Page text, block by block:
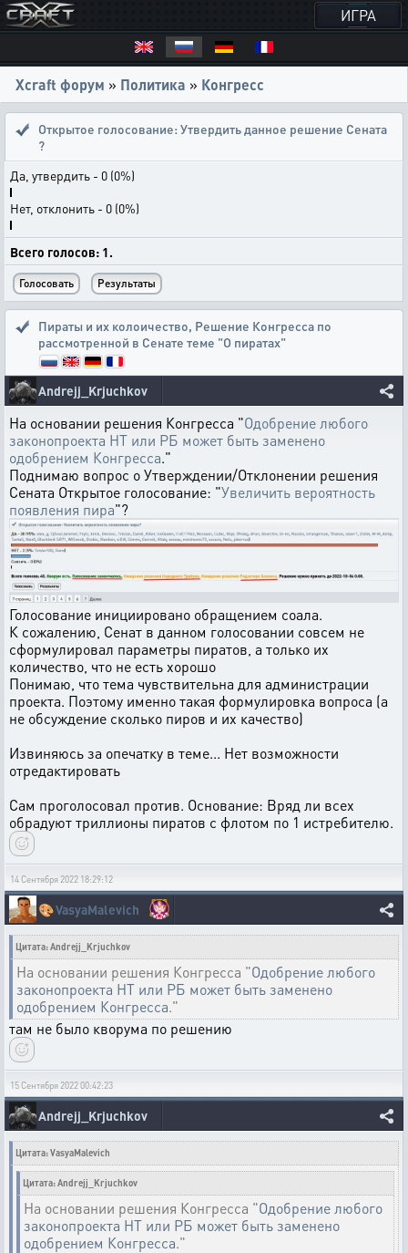
ИГРА
Xcraft форум » Политика » Конгресс
Открытое голосование: Утвердить данное решение Сената
?
Да, утвердить - 0 (0%)
Нет, отклонить - 0 (0%)
Всего голосов: 1.
Пираты и их колоичество, Решение Конгресса по
рассмотренной в Сенате теме "О пиратах"
Andrejj_Krjuchkov
На основании решения Конгресса "Одобрение любого
законопроекта НТ или РБ может быть заменено
одобрением Конгресса."
Поднимаю вопрос о Утверждении/Отклонении решения
Сената Открытое голосование: "Увеличить вероятность
появления пира"?
Голосование инициировано обращением соала.
К сожалению, Сенат в данном голосовании совсем не
сформулировал параметры пиратов, а только их
количество, что не есть хорошо
Понимаю, что тема чувствительна для администрации
проекта. Поэтому именно такая формулировка вопроса (а
не обсуждение сколько пиров и их качество)
Извиняюсь за опечатку в теме... Нет возможности
отредактировать
Сам проголосовал против. Основание: Вряд ли всех
обрадуют триллионы пиратов с флотом по 1 истребителю.
14 Сентября 2022 18:29:12
🎨VasyaMalevich
Цитата: Andrejj_Krjuchkov
На основании решения Конгресса "Одобрение любого
законопроекта НТ или РБ может быть заменено
одобрением Конгресса."
там не было кворума по решению
15 Сентября 2022 00:42:23
Andrejj_Krjuchkov
Цитата: VasyaMalevich
Цитата: Andrejj_Krjuchkov
На основании решения Конгресса "Одобрение любого
законопроекта НТ или РБ может быть заменено
одобрением Конгресса."